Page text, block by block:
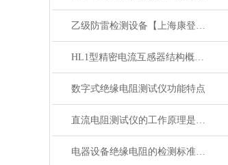
乙级防雷检测设备【上海康登电气】
HL1型精密电流互感器结构概述使用与维修
数字式绝缘电阻测试仪功能特点
直流电阻测试仪的工作原理是什么？
电器设备绝缘电阻的检测标准你知道吗